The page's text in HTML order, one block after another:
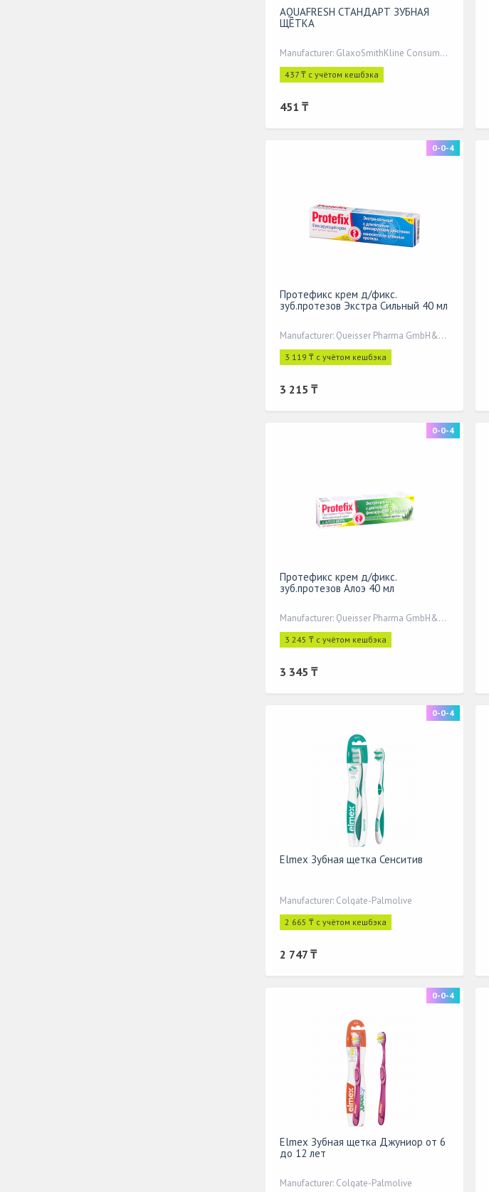
AQUAFRESH СТАНДАРТ ЗУБНАЯ
ЩЁТКА
Manufacturer: GlaxoSmithKline Consumer Healthcare
437 ₸ с учётом кешбэка
451 ₸
0-0-4
Протефикс крем д/фикс.
зуб.протезов Экстра Сильный 40 мл
Manufacturer: Queisser Pharma GmbH&Co,
3 119 ₸ с учётом кешбэка
3 215 ₸
0-0-4
Протефикс крем д/фикс.
зуб.протезов Алоэ 40 мл
Manufacturer: Queisser Pharma GmbH&Co,
3 245 ₸ с учётом кешбэка
3 345 ₸
0-0-4
Elmex Зубная щетка Сенситив
Manufacturer: Colgate-Palmolive
2 665 ₸ с учётом кешбэка
2 747 ₸
0-0-4
Elmex Зубная щетка Джуниор от 6
до 12 лет
Manufacturer: Colgate-Palmolive